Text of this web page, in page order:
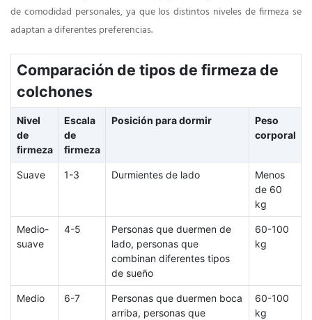
de comodidad personales, ya que los distintos niveles de firmeza se
adaptan a diferentes preferencias.
Comparación de tipos de firmeza de
colchones
Nivel
de
firmeza
Escala
de
firmeza
Posición para dormir
Peso
corporal
Suave 1-3 Durmientes de lado
Menos
de 60
kg
Medio-
suave
4-5
Personas que duermen de
lado, personas que
combinan diferentes tipos
de sueño
60-100
kg
Medio 6-7
Personas que duermen boca
arriba, personas que
60-100
kg